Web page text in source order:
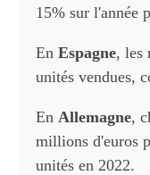
15% sur l'année
En Espagne, les
unités vendues,
En Allemagne,
millions d'euros
unités en 2022.